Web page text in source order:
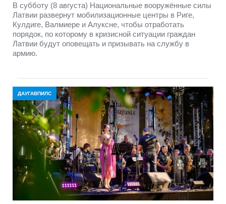
В субботу (8 августа) Национальные вооружённые силы
Латвии развернут мобилизационные центры в Риге,
Кулдиге, Валмиере и Алуксне, чтобы отработать
порядок, по которому в кризисной ситуации граждан
Латвии будут оповещать и призывать на службу в
армию.
ДАУГАВПИЛС